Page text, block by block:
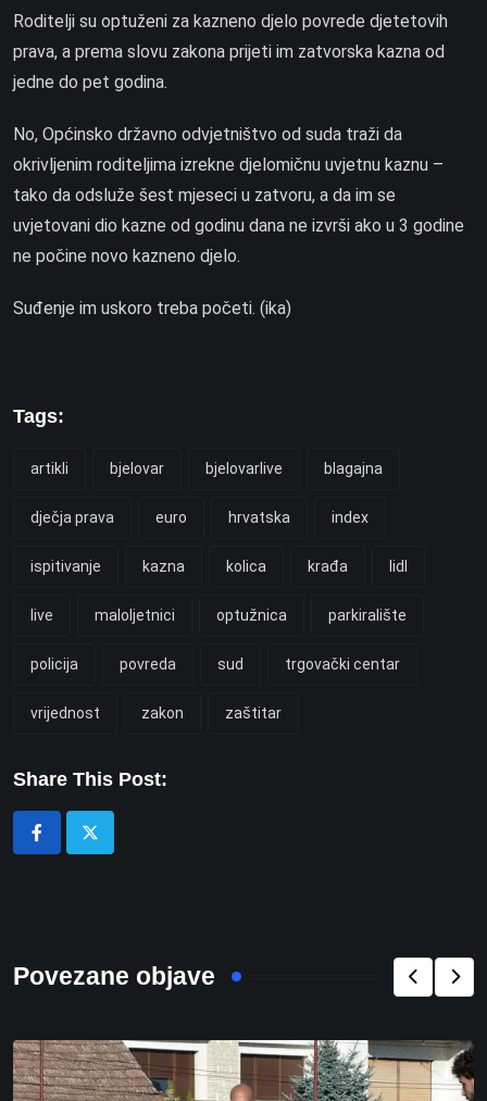
Roditelji su optuženi za kazneno djelo povrede djetetovih
prava, a prema slovu zakona prijeti im zatvorska kazna od
jedne do pet godina.
No, Općinsko državno odvjetništvo od suda traži da
okrivljenim roditeljima izrekne djelomičnu uvjetnu kaznu –
tako da odsluže šest mjeseci u zatvoru, a da im se
uvjetovani dio kazne od godinu dana ne izvrši ako u 3 godine
ne počine novo kazneno djelo.
Suđenje im uskoro treba početi. (ika)
Tags:
artikli bjelovar bjelovarlive blagajna
dječja prava euro hrvatska index
ispitivanje kazna kolica krađa lidl
live maloljetnici optužnica parkiralište
policija povreda sud trgovački centar
vrijednost zakon zaštitar
Share This Post:
Povezane objave